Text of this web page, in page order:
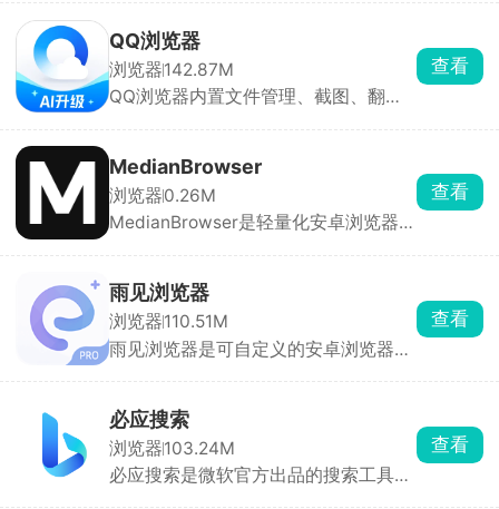
录，全平台通用”。
据分析脚本，避免广告跨站点追踪你。
页面简洁，没有开屏广告，没有多余资
讯推送。支持一键清空全部浏览记录、
Cookie。没有书签同步、多标签管理这
QQ浏览器
浏览器142.87M
QQ浏览器内置文件管理、截图、翻
如恶意网址拦截、广告过滤、隐私模式
等，保障用户上网安全。基于用户浏览
历史和兴趣偏好，智能推荐新闻、视
频、小说等内容，让信息获取更加高
更加智能的浏览体验。
查看
MedianBrowser
浏览器0.26M
MedianBrowser是轻量化安卓浏览器，
制。支持油猴脚本，能够安装各类增强
脚本拓展网页能力。每个网站可以独立
设置权限，自由控制脚本、图片，隐私
防护自由度很高。
查看
雨见浏览器
浏览器110.51M
雨见浏览器是可自定义的安卓浏览器，
源嗅探，方便提取网页视频。支持网页
倍速播放、悬浮小窗、阅读模式、网页
朗读。可以自由更换主题、自定义手势
操作，你能安装各类脚本，实现更多实
查看
必应搜索
浏览器103.24M
必应搜索是微软官方出品的搜索工具，
查看